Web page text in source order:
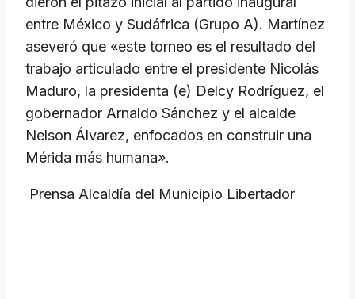
entre México y Sudáfrica (Grupo A). Martínez
aseveró que «este torneo es el resultado del
trabajo articulado entre el presidente Nicolás
Maduro, la presidenta (e) Delcy Rodríguez, el
gobernador Arnaldo Sánchez y el alcalde
Nelson Álvarez, enfocados en construir una
Mérida más humana».
​ Prensa Alcaldía del Municipio Libertador